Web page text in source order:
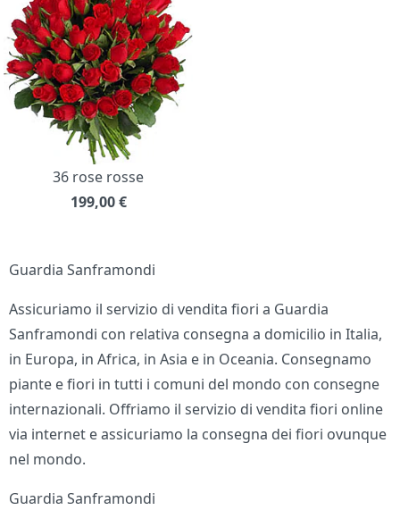
36 rose rosse
199,00 €
Guardia Sanframondi
Assicuriamo il servizio di vendita fiori a Guardia
Sanframondi con relativa consegna a domicilio in Italia,
in Europa, in Africa, in Asia e in Oceania. Consegnamo
piante e fiori in tutti i comuni del mondo con consegne
internazionali. Offriamo il servizio di vendita fiori online
via internet e assicuriamo la consegna dei fiori ovunque
nel mondo.
Guardia Sanframondi